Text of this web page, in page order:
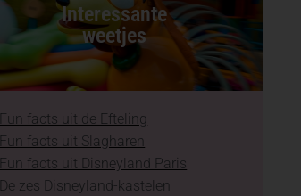
Interessante
weetjes
Fun facts uit de Efteling
Fun facts uit Slagharen
Fun facts uit Disneyland Paris
De zes Disneyland-kastelen